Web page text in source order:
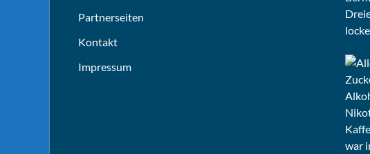
Partnerseiten
Kontakt
Impressum